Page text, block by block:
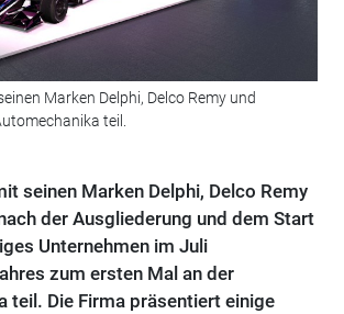
Marken Delphi, Delco Remy und
teil.
seinen Marken Delphi, Delco Remy
der Ausgliederung und dem Start
Unternehmen im Juli
zum ersten Mal an der
teil. Die Firma präsentiert einige